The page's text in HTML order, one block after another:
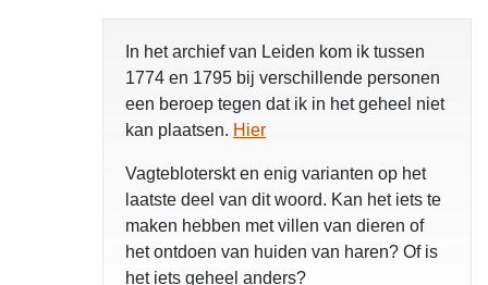
In het archief van Leiden kom ik tussen
1774 en 1795 bij verschillende personen
een beroep tegen dat ik in het geheel niet
kan plaatsen. Hier
Vagtebloterskt en enig varianten op het
laatste deel van dit woord. Kan het iets te
maken hebben met villen van dieren of
het ontdoen van huiden van haren? Of is
het iets geheel anders?